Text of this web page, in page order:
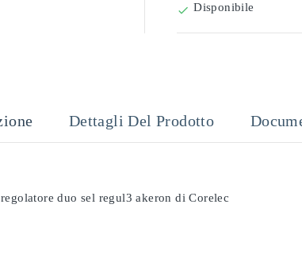
 Disponibile
Dettagli Del Prodotto
duo sel regul3 akeron di Corelec